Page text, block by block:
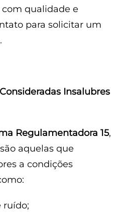
qualidade e
para solicitar um
Insalubres
Regulamentadora 15,
aquelas que
a condições
ruído;